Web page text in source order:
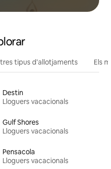
tipus d'allotjaments Els
Destin
Lloguers vacacionals
Gulf Shores
Lloguers vacacionals
Pensacola
Lloguers vacacionals